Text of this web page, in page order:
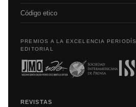
Código etico
PREMIOS A LA EXCELENCIA
EDITORIAL
REVISTAS